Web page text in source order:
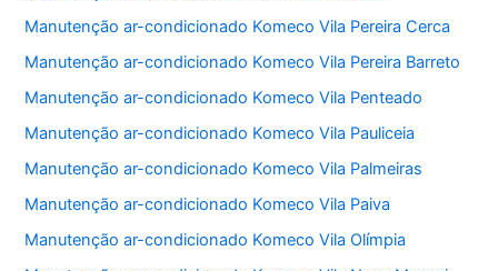
Manutenção ar-condicionado Komeco Vila Pereira Cerca
Manutenção ar-condicionado Komeco Vila Pereira Barreto
Manutenção ar-condicionado Komeco Vila Penteado
Manutenção ar-condicionado Komeco Vila Pauliceia
Manutenção ar-condicionado Komeco Vila Palmeiras
Manutenção ar-condicionado Komeco Vila Paiva
Manutenção ar-condicionado Komeco Vila Olímpia